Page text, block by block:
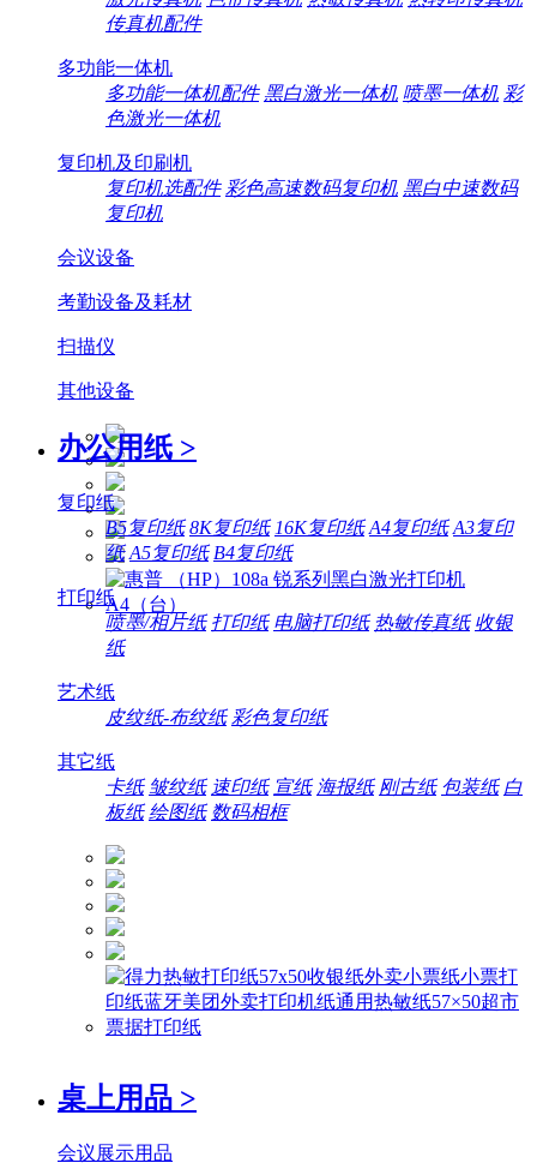
传真机配件
多功能一体机
多功能一体机配件 黑白激光一体机 喷墨一体机 彩
色激光一体机
复印机及印刷机
复印机选配件 彩色高速数码复印机 黑白中速数码
复印机
会议设备
考勤设备及耗材
扫描仪
其他设备
办公用纸 >
复印纸
B5复印纸 8K复印纸 16K复印纸 A4复印纸 A3复印
纸 A5复印纸 B4复印纸
打印纸
喷墨/相片纸 打印纸 电脑打印纸 热敏传真纸 收银
纸
艺术纸
皮纹纸-布纹纸 彩色复印纸
其它纸
卡纸 皱纹纸 速印纸 宣纸 海报纸 刚古纸 包装纸 白
板纸 绘图纸 数码相框
桌上用品 >
会议展示用品